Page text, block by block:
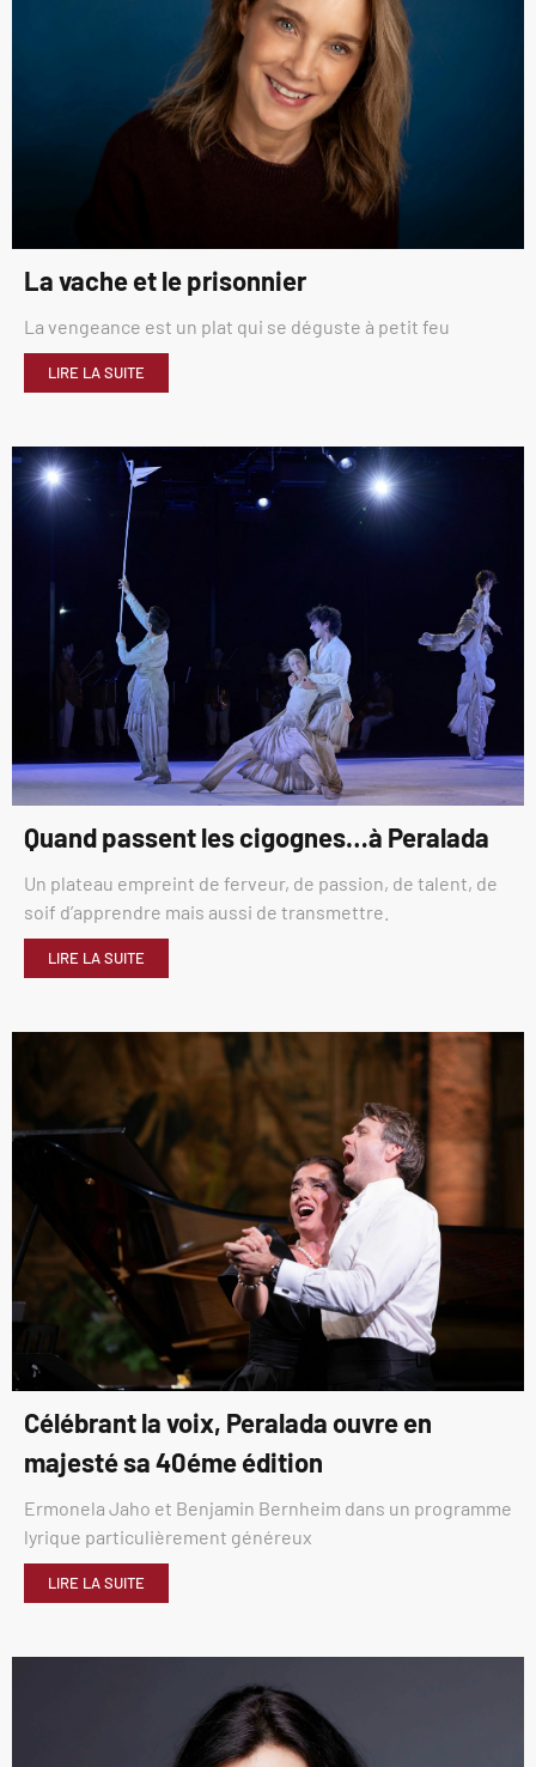
La vache et le prisonnier
La vengeance est un plat qui se déguste à petit feu
LIRE LA SUITE
Quand passent les cigognes…à Peralada
Un plateau empreint de ferveur, de passion, de talent, de
soif d’apprendre mais aussi de transmettre.
LIRE LA SUITE
Célébrant la voix, Peralada ouvre en
majesté sa 40éme édition
Ermonela Jaho et Benjamin Bernheim dans un programme
lyrique particulièrement généreux
LIRE LA SUITE